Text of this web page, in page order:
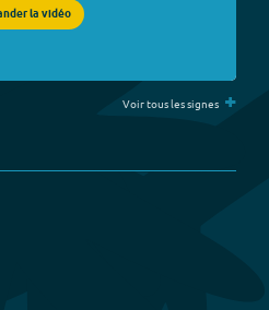
la vidéo
Voir tous les signes +